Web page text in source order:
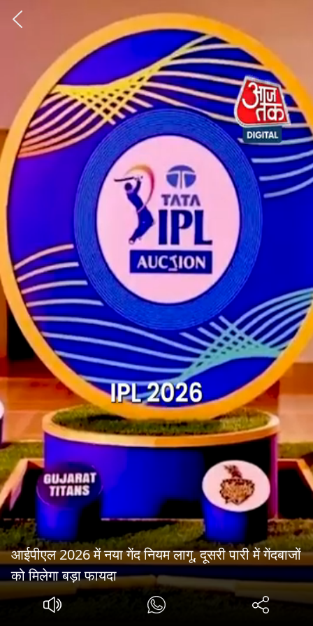
आईपीएल 2026 में नया गेंद नियम लागू, दूसरी पारी में गेंदबाजों
को मिलेगा बड़ा फायदा